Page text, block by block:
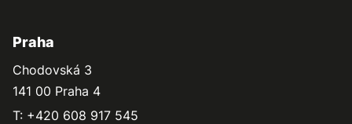
Praha
Chodovská 3
141 00 Praha 4
T: +420 608 917 545